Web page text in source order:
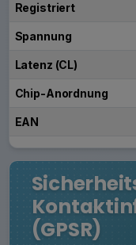
Registriert
Spannung
Latenz (CL)
Chip-Anordnung
EAN
(GPSR)